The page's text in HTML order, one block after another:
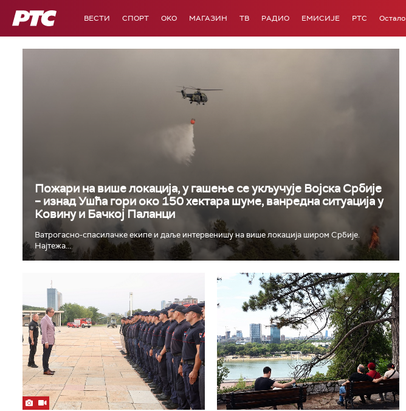
РТС ВЕСТИ СПОРТ OKO МАГАЗИН ТВ РАДИО ЕМИСИЈЕ РТС Остало
Пожари на више локација, у гашење се укључује Војска Србије
– изнад Ушћа гори око 150 хектара шуме, ванредна ситуација у
Ковину и Бачкој Паланци
Ватрогасно-спасилачке екипе и даље интервенишу на више локација широм Србије.
Најтежа...